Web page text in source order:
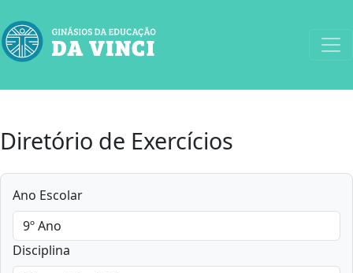
Diretório de Exercícios
Ano Escolar
Disciplina